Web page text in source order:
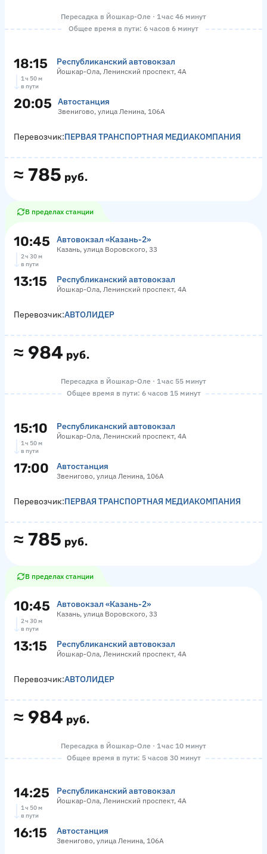
Пересадка в Йошкар-Оле · 1 час 46 минут
Общее время в пути: 6 часов 6 минут
18:15 Республиканский автовокзал
Йошкар-Ола, Ленинский проспект, 4А
1 ч 50 м
в пути
20:05 Автостанция
Звенигово, улица Ленина, 106А
≈ 785 руб.
Перевозчик:ПЕРВАЯ ТРАНСПОРТНАЯ МЕДИАКОМПАНИЯ
В пределах станции
10:45 Автовокзал «‎Казань-2»
Казань, улица Воровского, 33
2 ч 30 м
в пути
13:15 Республиканский автовокзал
Йошкар-Ола, Ленинский проспект, 4А
≈ 984 руб.
Перевозчик:АВТОЛИДЕР
Пересадка в Йошкар-Оле · 1 час 55 минут
Общее время в пути: 6 часов 15 минут
15:10 Республиканский автовокзал
Йошкар-Ола, Ленинский проспект, 4А
1 ч 50 м
в пути
17:00 Автостанция
Звенигово, улица Ленина, 106А
≈ 785 руб.
Перевозчик:ПЕРВАЯ ТРАНСПОРТНАЯ МЕДИАКОМПАНИЯ
В пределах станции
10:45 Автовокзал «‎Казань-2»
Казань, улица Воровского, 33
2 ч 30 м
в пути
13:15 Республиканский автовокзал
Йошкар-Ола, Ленинский проспект, 4А
≈ 984 руб.
Перевозчик:АВТОЛИДЕР
Пересадка в Йошкар-Оле · 1 час 10 минут
Общее время в пути: 5 часов 30 минут
14:25 Республиканский автовокзал
Йошкар-Ола, Ленинский проспект, 4А
1 ч 50 м
в пути
16:15 Автостанция
Звенигово, улица Ленина, 106А